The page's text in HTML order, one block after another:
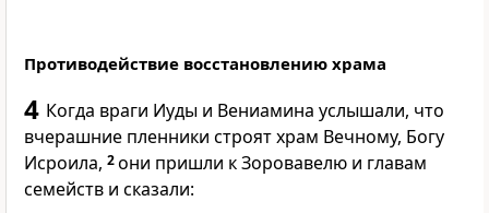
Противодействие восстановлению храма
4 Когда враги Иуды и Вениамина услышали, что
вчерашние пленники строят храм Вечному, Богу
Исроила, 2они пришли к Зоровавелю и главам
семейств и сказали: